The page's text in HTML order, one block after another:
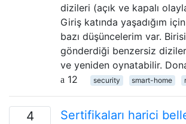
dizileri (açık ve kapalı
Giriş katında yaşadığım
bazı düşüncelerim var.
gönderdiği benzersiz
ve yeniden oynatabilir.
12
security smart-home
4
Sertifikaları harici